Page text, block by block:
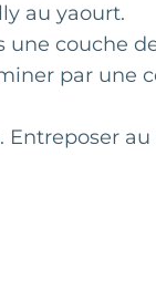
au yaourt.
une couche
par une